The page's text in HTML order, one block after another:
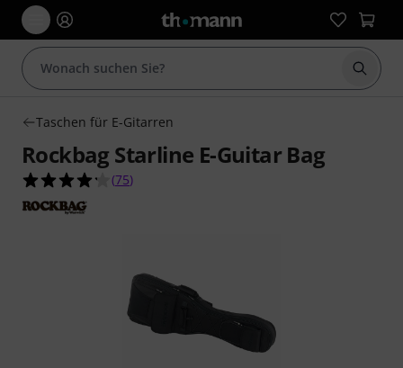
Suche
Taschen für E-Gitarren
Rockbag Starline E-Guitar Bag
4.2 von 5 Sternen aus 75 Kundenbewertungen
(75)